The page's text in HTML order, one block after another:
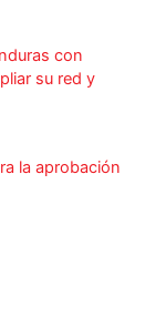
con
su red y
la aprobación